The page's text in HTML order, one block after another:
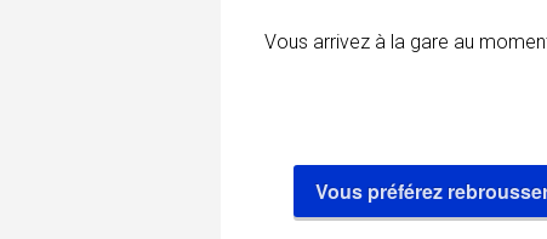
Vous arrivez à la gare au
Vous préférez